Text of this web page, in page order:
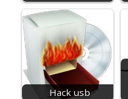
Hack usb